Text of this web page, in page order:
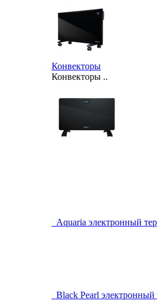
Конвекторы
Конвекторы ..
Aquaria электронный
Black Pearl